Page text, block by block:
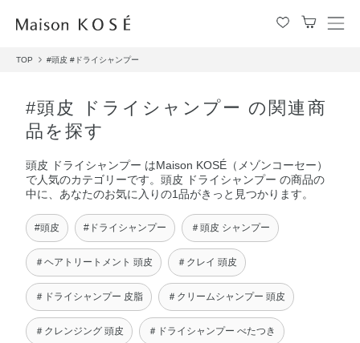
メ
TOP #頭皮 #ドライシャンプー
#頭皮 ドライシャンプー の関連商
品を探す
頭皮 ドライシャンプー はMaison KOSÉ（メゾンコーセー）
で人気のカテゴリーです。頭皮 ドライシャンプー の商品の
中に、あなたのお気に入りの1品がきっと見つかります。
#頭皮 #ドライシャンプー ＃頭皮 シャンプー
＃ヘアトリートメント 頭皮 ＃クレイ 頭皮
＃ドライシャンプー 皮脂 ＃クリームシャンプー 頭皮
＃クレンジング 頭皮 ＃ドライシャンプー べたつき